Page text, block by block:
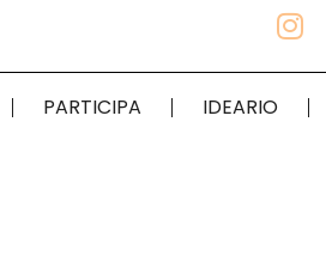
PARTICIPA IDEARIO